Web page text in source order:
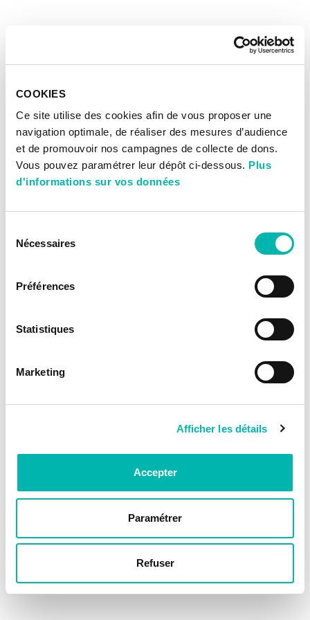
COOKIES
Ce site utilise des cookies afin de vous proposer une
navigation optimale, de réaliser des mesures d’audience
et de promouvoir nos campagnes de collecte de dons.
Vous pouvez paramétrer leur dépôt ci-dessous. Plus
d'informations sur vos données
Nécessaires
Préférences
Statistiques
Marketing
Afficher les détails
Accepter
Paramétrer
Refuser